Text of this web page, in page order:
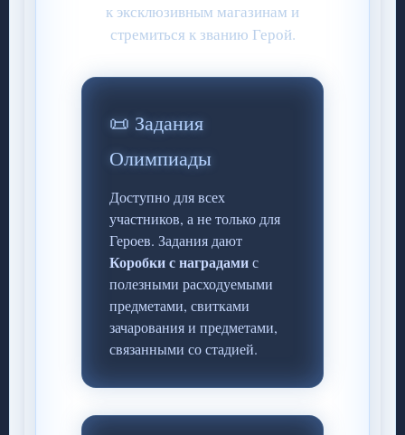
к эксклюзивным магазинам и
стремиться к званию Герой.
📜 Задания
Олимпиады
Доступно для всех
участников, а не только для
Героев. Задания дают
Коробки с наградамис
полезными расходуемыми
предметами, свитками
зачарования и предметами,
связанными со стадией.